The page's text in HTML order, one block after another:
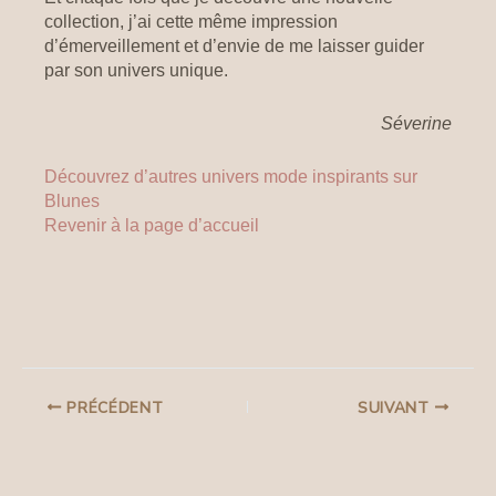
collection, j’ai cette même impression
d’émerveillement et d’envie de me laisser guider
par son univers unique.
Séverine
Découvrez d’autres univers mode inspirants sur
Blunes
Revenir à la page d’accueil
PRÉCÉDENT SUIVANT